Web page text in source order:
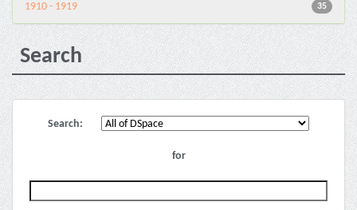
35
1910 - 1919
Search
Search:
for